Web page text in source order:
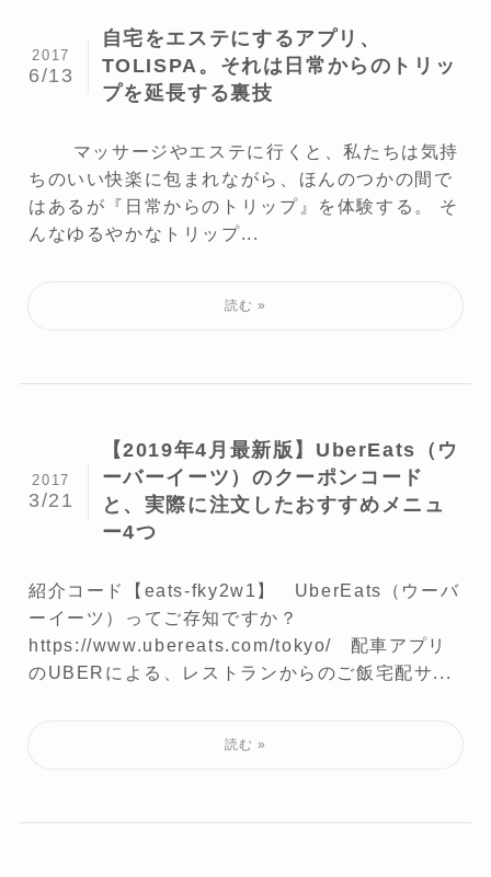
自宅をエステにするアプリ、
TOLISPA。それは日常からのトリッ
プを延長する裏技
2017
6/13
マッサージやエステに行くと、私たちは気持
ちのいい快楽に包まれながら、ほんのつかの間で
はあるが『日常からのトリップ』を体験する。 そ
んなゆるやかなトリップ...
【2019年4月最新版】UberEats（ウ
ーバーイーツ）のクーポンコード
と、実際に注文したおすすめメニュ
ー4つ
2017
3/21
紹介コード【eats-fky2w1】 UberEats（ウーバ
ーイーツ）ってご存知ですか？
https://www.ubereats.com/tokyo/ 配車アプリ
のUBERによる、レストランからのご飯宅配サ...